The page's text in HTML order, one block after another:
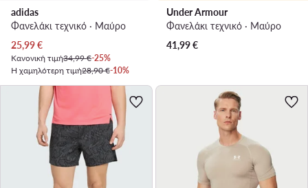
adidas
Φανελάκι τεχνικό · Μαύρο
Τρέχουσα τιμή
25,99€
Κανονική τιμή34,99 €-25%
Η χαμηλότερη τιμή28,90 €-10%
Under Armour
Φανελάκι τεχνικό · Μαύρο
41,99€